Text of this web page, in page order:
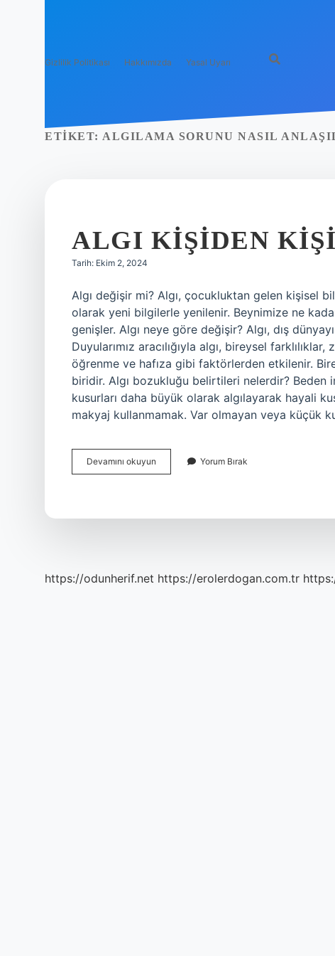
Gizlilik Politikası Hakkımızda Yasal Uyarı
ETIKET: ALGILAMA SORUNU NASIL
ALGI KIŞIDEN
Tarih: Ekim 2, 2024
Algı değişir mi? Algı, çocukluktan gelen kişisel
olarak yeni bilgilerle yenilenir. Beynimize ne
genişler. Algı neye göre değişir? Algı, dış
Duyularımız aracılığıyla algı, bireysel
öğrenme ve hafıza gibi faktörlerden etkilenir.
biridir. Algı bozukluğu belirtileri nelerdir?
kusurları daha büyük olarak algılayarak hayali
makyaj kullanmamak. Var olmayan veya küçük
Devamını okuyun
Kişiden
Yorum Bırak
https://odunherif.net https://erolerdogan.com.tr